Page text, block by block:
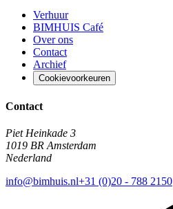
Verhuur
BIMHUIS Café
Over ons
Contact
Archief
Cookievoorkeuren
Contact
Piet Heinkade 3
1019 BR Amsterdam
Nederland
info@bimhuis.nl+31 (0)20 - 788 2150